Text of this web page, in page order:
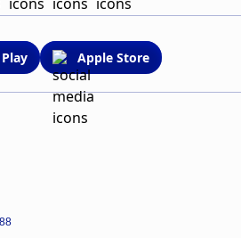
Apple Store